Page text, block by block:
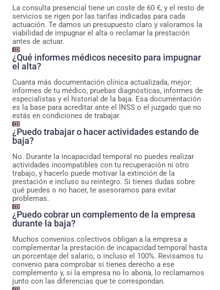
La consulta presencial tiene un coste de 60 €, y el resto de
servicios se rigen por las tarifas indicadas para cada
actuación. Te damos un presupuesto claro y valoramos la
viabilidad de impugnar el alta o reclamar la prestación
antes de actuar.
¿Qué informes médicos necesito para impugnar
el alta?
Cuanta más documentación clínica actualizada, mejor:
informes de tu médico, pruebas diagnósticas, informes de
especialistas y el historial de la baja. Esa documentación
es la base para acreditar ante el INSS o el juzgado que no
estás en condiciones de trabajar.
¿Puedo trabajar o hacer actividades estando de
baja?
No. Durante la incapacidad temporal no puedes realizar
actividades incompatibles con tu recuperación ni otro
trabajo, y hacerlo puede motivar la extinción de la
prestación e incluso su reintegro. Si tienes dudas sobre
qué puedes o no hacer, te asesoramos para evitar
problemas.
¿Puedo cobrar un complemento de la empresa
durante la baja?
Muchos convenios colectivos obligan a la empresa a
complementar la prestación de incapacidad temporal hasta
un porcentaje del salario, o incluso el 100%. Revisamos tu
convenio para comprobar si tienes derecho a ese
complemento y, si la empresa no lo abona, lo reclamamos
junto con las diferencias que te correspondan.